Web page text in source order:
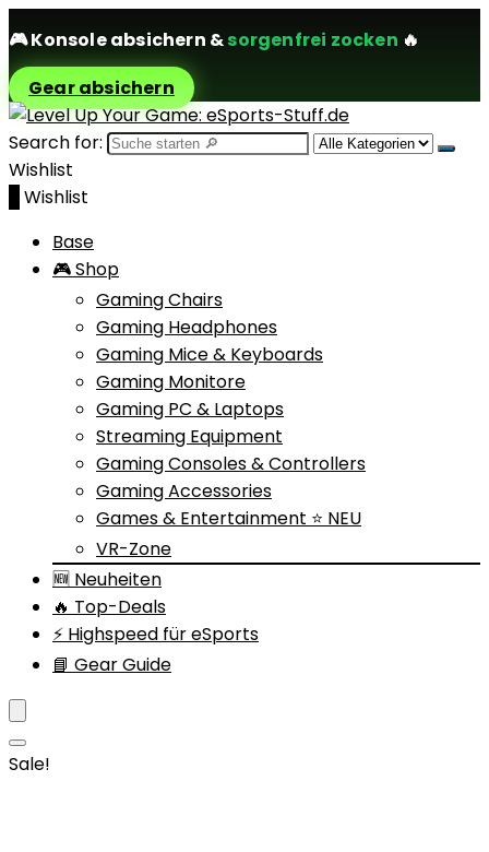
🎮Konsole absichern &sorgenfrei zocken 🔥
Gear absichern
Search for:
Wishlist
Wishlist
Base
🎮 Shop
Gaming Chairs
Gaming Headphones
Gaming Mice & Keyboards
Gaming Monitore
Gaming PC & Laptops
Streaming Equipment
Gaming Consoles & Controllers
Gaming Accessories
Games & Entertainment ⭐ NEU
VR-Zone
🆕 Neuheiten
🔥 Top-Deals
⚡ Highspeed für eSports
📘 Gear Guide
Sale!